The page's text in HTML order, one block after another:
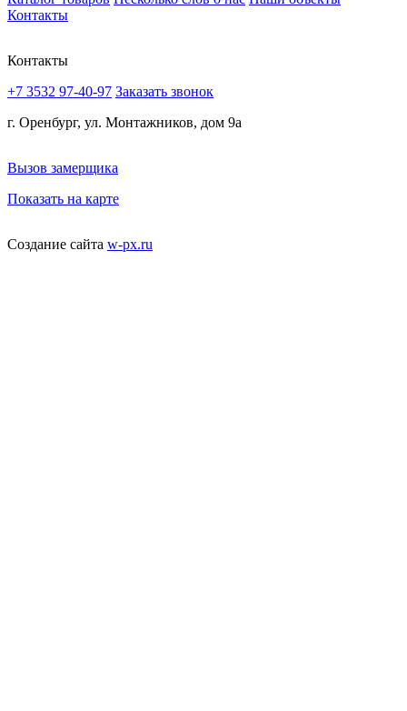
Контакты
Контакты
+7 3532 97-40-97 Заказать звонок
г. Оренбург, ул. Монтажников, дом 9а
Вызов замерщика
Показать на карте
Создание сайта w-px.ru